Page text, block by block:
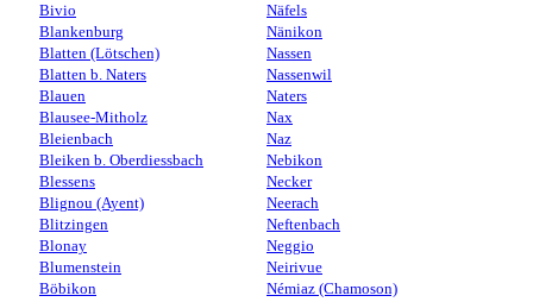
Bivio
Blankenburg
Blatten (Lötschen)
Blatten b. Naters
Blauen
Blausee-Mitholz
Bleienbach
Bleiken b. Oberdiessbach
Blessens
Blignou (Ayent)
Blitzingen
Blonay
Blumenstein
Böbikon
Näfels
Nänikon
Nassen
Nassenwil
Naters
Nax
Naz
Nebikon
Necker
Neerach
Neftenbach
Neggio
Neirivue
Némiaz (Chamoson)